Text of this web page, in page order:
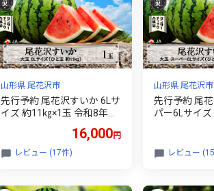
山形県 尾花沢市
先行予約 尾花沢すいか 6Lサ
イズ 約11㎏×1玉 令和8年産
物 フルーツ 産地直送 山形
県 尾花沢市 JA ja-su6xx1
16,000円
レビュー (17件)
山形県 尾花沢市
先行予約 尾
パー6Lサイ
ルーツ 産地
レビュー